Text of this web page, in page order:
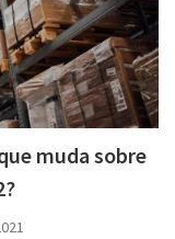
muda sobre